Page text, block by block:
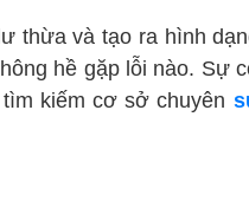
và tạo ra hình
hề gặp lỗi nào. Sự
kiếm cơ sở chuyên